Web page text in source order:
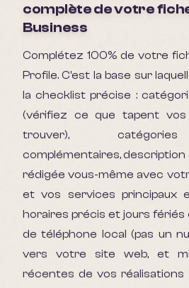
complète de votre
Business
Complétez 100% de votre
Profile. C'est la base sur
la checklist précise :
(vérifiez ce que tapent
trouver),
complémentaires,
rédigée vous-même avec
et vos services principaux
horaires précis et jours fériés
de téléphone local (pas un
vers votre site web, et
récentes de vos réalisations